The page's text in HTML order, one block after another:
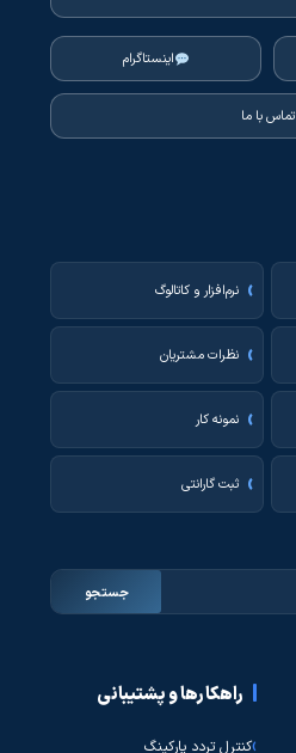
اینستاگرام
تماس با ما
نرم‌افزار و کاتالوگ
نظرات مشتریان
نمونه کار
ثبت گارانتی
جستجو
راهکارها و پشتیبانی
کنترل تردد پارکینگ